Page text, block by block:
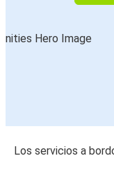
Los servicios a